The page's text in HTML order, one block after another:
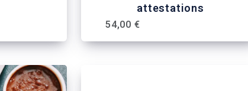
attestations
54,00 €